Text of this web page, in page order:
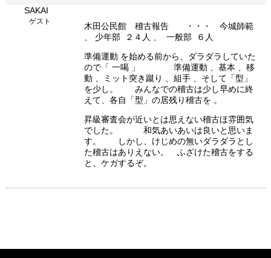
SAKAI
ゲスト
木田公民館 稽古報告 ・・・ 今城師範
、 少年部 ２４人 、 一般部 ６人
準備運動 を始める前から、ダラダラしていた
ので「 一喝 」 準備運動 、基本 、移
動 、ミット突き蹴り 、組手 、そして「型」
を少し。 みんなでの稽古は少し早めに終
えて、各自「型」の居残り稽古を 。
昇級審査会が近いとは思えない稽古ほ雰囲気
でした。 和気あいあいは良いと思いま
す。 しかし、けじめの無いダラダラとし
た稽古はありえない。 ふざけた稽古をする
と、ケガするぞ。